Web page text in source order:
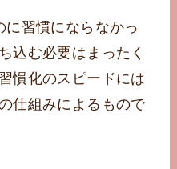
習慣にならなかっ
込む必要はまったく
慣化のスピードには
仕組みによるもので